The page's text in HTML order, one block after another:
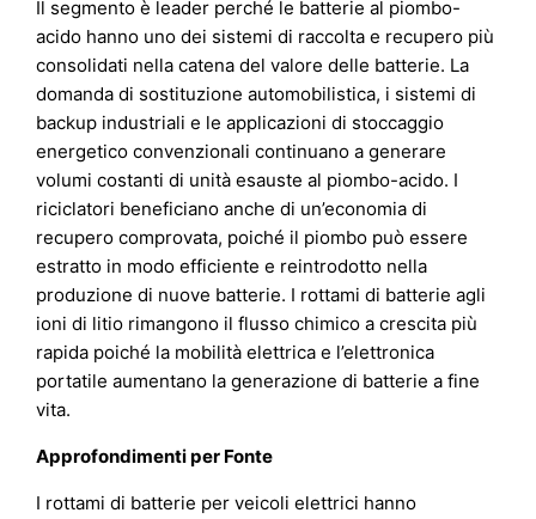
Il segmento è leader perché le batterie al piombo-
acido hanno uno dei sistemi di raccolta e recupero più
consolidati nella catena del valore delle batterie. La
domanda di sostituzione automobilistica, i sistemi di
backup industriali e le applicazioni di stoccaggio
energetico convenzionali continuano a generare
volumi costanti di unità esauste al piombo-acido. I
riciclatori beneficiano anche di un’economia di
recupero comprovata, poiché il piombo può essere
estratto in modo efficiente e reintrodotto nella
produzione di nuove batterie. I rottami di batterie agli
ioni di litio rimangono il flusso chimico a crescita più
rapida poiché la mobilità elettrica e l’elettronica
portatile aumentano la generazione di batterie a fine
vita.
Approfondimenti per Fonte
I rottami di batterie per veicoli elettrici hanno